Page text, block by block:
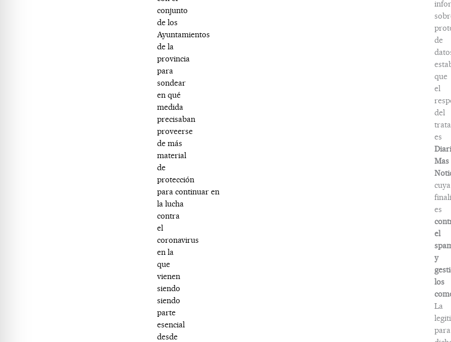
conjunto
de los
Ayuntamientos
de la
provincia
para
sondear
en qué
medida
precisaban
proveerse
de más
material
de
protección
para continuar en
la lucha
contra
el
coronavirus
en la
que
vienen
siendo
siendo
parte
esencial
desde
de
que
el
del
es
Mas
cuya
es
el
y
los
La
para